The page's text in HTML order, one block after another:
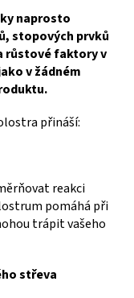
naprosto
stopových prvků
růstové faktory v
v žádném
přináší:
reakci
pomáhá při
trápit vašeho
střeva